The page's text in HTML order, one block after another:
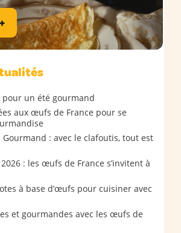
pour un été gourmand
aux œufs de France pour se
Gourmand : avec le clafoutis, tout est
: les œufs de France s’invitent à
à base d’œufs pour cuisiner avec
et gourmandes avec les œufs de